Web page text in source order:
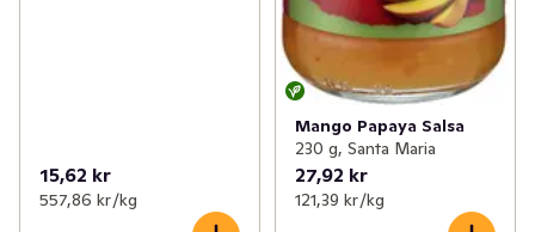
15,62 kr
557,86 kr /kg
Mango Papaya Salsa
230 g, Santa Maria
27,92 kr
121,39 kr /kg